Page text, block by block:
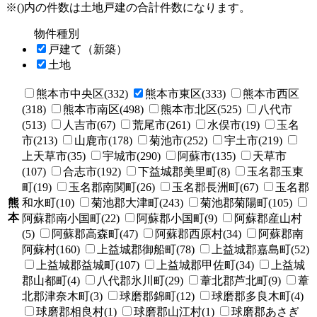
※()内の件数は土地戸建の合計件数になります。
物件種別
戸建て（新築）
土地
熊
本
熊本市中央区(332) 熊本市東区(333)
熊本市西区
(318)
熊本市南区(498) 熊本市北区(525)
八代市
(513)
人吉市(67) 荒尾市(261) 水俣市(19)
玉名
市(213)
山鹿市(178) 菊池市(252)
宇土市(219)
上天草市(35)
宇城市(290) 阿蘇市(135)
天草市
(107)
合志市(192) 下益城郡美里町(8)
玉名郡玉東
町(19)
玉名郡南関町(26) 玉名郡長洲町(67)
玉名郡
和水町(10)
菊池郡大津町(243)
菊池郡菊陽町(105)
阿蘇郡南小国町(22)
阿蘇郡小国町(9)
阿蘇郡産山村
(5)
阿蘇郡高森町(47) 阿蘇郡西原村(34)
阿蘇郡南
阿蘇村(160)
上益城郡御船町(78)
上益城郡嘉島町(52)
上益城郡益城町(107)
上益城郡甲佐町(34)
上益城
郡山都町(4)
八代郡氷川町(29) 葦北郡芦北町(9)
葦
北郡津奈木町(3)
球磨郡錦町(12)
球磨郡多良木町(4)
球磨郡相良村(1)
球磨郡山江村(1) 球磨郡あさぎ